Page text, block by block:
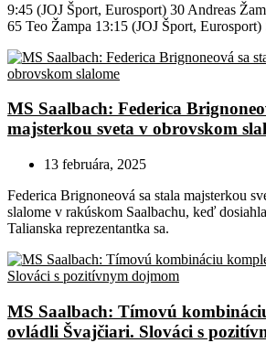
9:45 (JOJ Šport, Eurosport) 30 Andreas
65 Teo Žampa 13:15 (JOJ Šport, Eurosport)
MS Saalbach: Federica
majsterkou sveta v obrovskom
13 februára, 2025
Federica Brignoneová sa stala majsterkou
slalome v rakúskom Saalbachu, keď
Talianska reprezentantka sa.
MS Saalbach: Tímovú
ovládli Švajčiari. Slováci s